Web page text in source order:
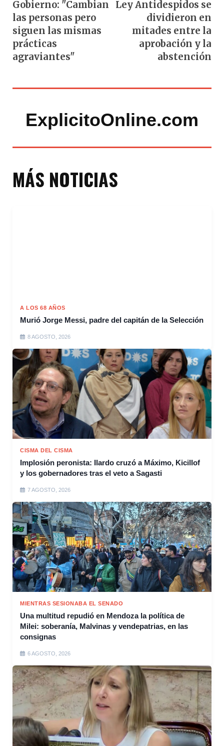
Gobierno: "Cambian
las personas pero
siguen las mismas
prácticas
agraviantes"
Ley Antidespidos se
dividieron en
mitades entre la
aprobación y la
abstención
ExplicitoOnline.com
MÁS NOTICIAS
A LOS 68 AÑOS
Murió Jorge Messi, padre del capitán de la Selección
8 AGOSTO, 2026
CISMA DEL CISMA
Implosión peronista: Ilardo cruzó a Máximo, Kicillof
y los gobernadores tras el veto a Sagasti
7 AGOSTO, 2026
MIENTRAS SESIONABA EL SENADO
Una multitud repudió en Mendoza la política de
Milei: soberanía, Malvinas y vendepatrias, en las
consignas
6 AGOSTO, 2026